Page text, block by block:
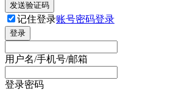
发送验证码
记住登录账号密码登录
登录
用户名/手机号/邮箱
登录密码